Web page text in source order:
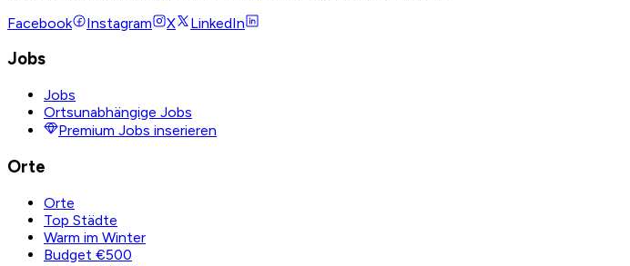
Facebook
Instagram X LinkedIn
Jobs
Jobs
Ortsunabhängige Jobs
Premium Jobs inserieren
Orte
Orte
Top Städte
Warm im Winter
Budget €500